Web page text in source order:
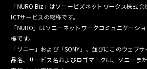
「NURO Biz」はソニービズネットワークス株式
ICTサービスの総称です。
「NURO」はソニーネットワークコミュニケーシ
標です。
「ソニー」および「SONY」、並びにこのウェブ
品名、サービス名およびロゴマークは、ソニーま